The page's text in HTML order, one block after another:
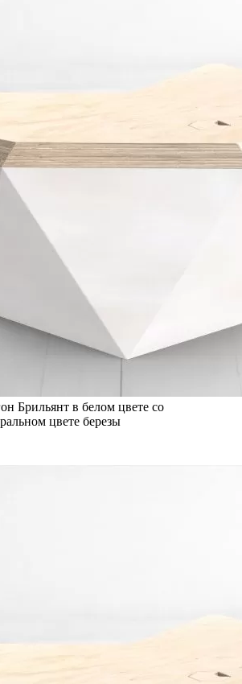
Брильянт в белом цвете со
цвете березы